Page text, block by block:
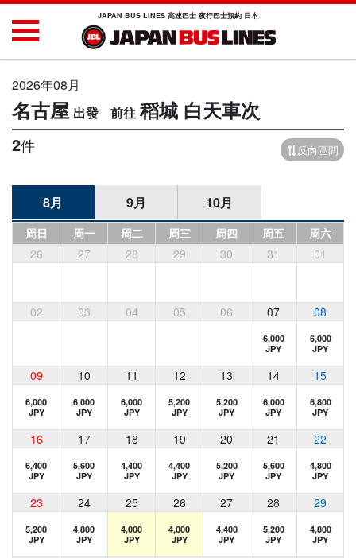
JAPAN BUS LINES 高速巴士 夜行巴士預約 日本
2026年08月
名古屋 稻城 白天車次
2件 反向區間
8月 9月 10月
周日 周一 周二 周三 周四 周五
周六
26
27 28 29 30 31 01
02 03 04 05 06 07 08
6,000
JPY
6,000
JPY
09 10 11 12 13 14 15
6,000
JPY
6,000
JPY
6,000
JPY
5,200
JPY
5,200
JPY
6,000
JPY
6,800
JPY
16 17 18 19 20 21 22
6,400
JPY
5,600
JPY
4,400
JPY
4,400
JPY
5,200
JPY
5,600
JPY
4,800
JPY
23 24 25 26 27 28 29
5,200
JPY
4,800
JPY
4,000
JPY
4,000
JPY
4,400
JPY
5,200
JPY
4,800
JPY